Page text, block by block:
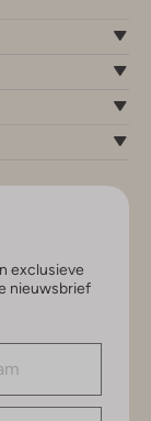
exclusieve
nieuwsbrief